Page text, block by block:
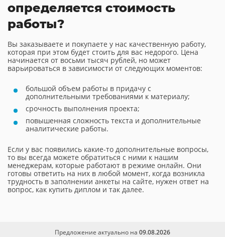
определяется стоимость
работы?
Вы заказываете и покупаете у нас качественную работу,
которая при этом будет стоить для вас недорого. Цена
начинается от восьми тысяч рублей, но может
варьироваться в зависимости от следующих моментов:
большой объем работы в придачу с
дополнительными требованиями к материалу;
срочность выполнения проекта;
повышенная сложность текста и дополнительные
аналитические работы.
Если у вас появились какие-то дополнительные вопросы,
то вы всегда можете обратиться с ними к нашим
менеджерам, которые работают в режиме онлайн. Они
готовы ответить на них в любой момент, когда возникла
трудность в заполнении анкеты на сайте, нужен ответ на
вопрос, как купить диплом и так далее.
Предложение актуально на 09.08.2026